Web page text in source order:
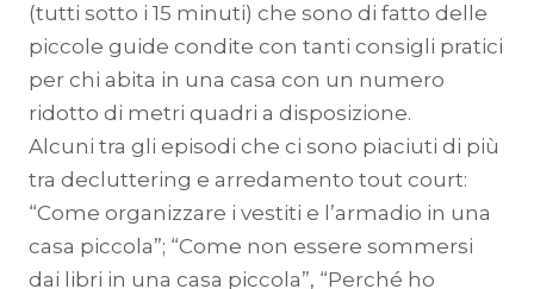
(tutti sotto i 15 minuti) che sono di fatto delle
piccole guide condite con tanti consigli pratici
per chi abita in una casa con un numero
ridotto di metri quadri a disposizione.
Alcuni tra gli episodi che ci sono piaciuti di più
tra decluttering e arredamento tout court:
“Come organizzare i vestiti e l’armadio in una
casa piccola”; “Come non essere sommersi
dai libri in una casa piccola”, “Perché ho